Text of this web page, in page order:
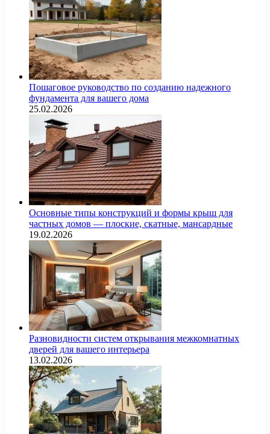
Пошаговое руководство по созданию надежного
фундамента для вашего дома
25.02.2026
Основные типы конструкций и формы крыш для
частных домов — плоские, скатные, мансардные
19.02.2026
Разновидности систем открывания межкомнатных
дверей для вашего интерьера
13.02.2026